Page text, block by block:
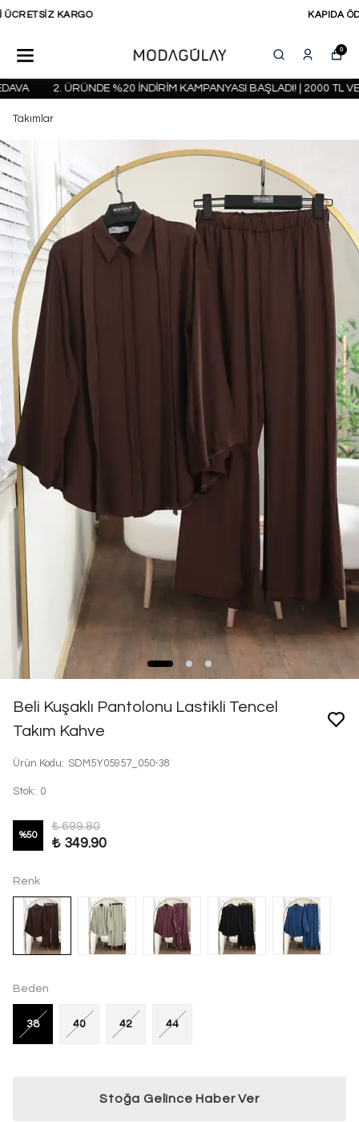
0
2. ÜRÜNDE %20 İNDİRİM KAMPANYASI BAŞLADI! | 2000 TL VE
Takımlar
Beli Kuşaklı Pantolonu Lastikli Tencel
Takım Kahve
Ürün Kodu: SDM5Y05957_050-38
Stok: 0
%50
₺ 699.80
₺ 349.90
Renk
Beden
38 40 42 44
Stoğa Gelince Haber Ver